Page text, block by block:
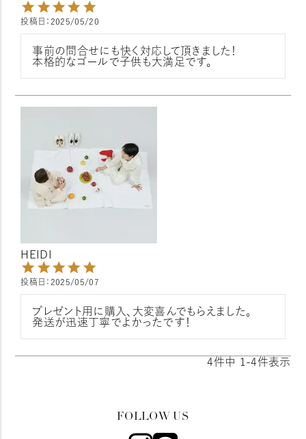
投稿日 2025/05/20
事前の問合せにも快く対応して頂きました！
本格的なゴールで子供も大満足です。
HEIDI
投稿日 2025/05/07
プレゼント用に購入、大変喜んでもらえました。
発送が迅速丁寧でよかったです！
4件中 1 -4件表示